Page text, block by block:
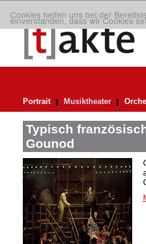
Cookies helfen uns bei der
einverstanden, dass wir Cookies
Portrait Musiktheater
Typisch
Gounod